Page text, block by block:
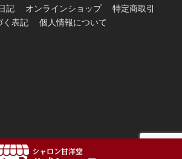
記
オンラインショップ
特定商取引
く表記
個人情報について
Copyright 2017: シャロン甘洋堂